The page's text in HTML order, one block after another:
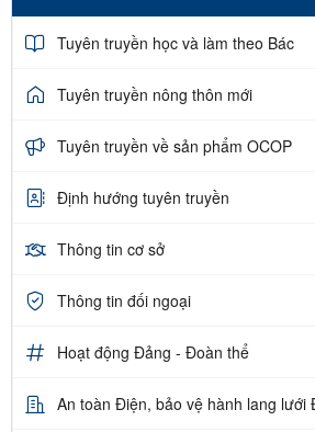
Tuyên truyền học và làm theo Bác
Tuyên truyền nông thôn mới
Tuyên truyền về sản phẩm OCOP
Định hướng tuyên truyền
Thông tin cơ sở
Thông tin đối ngoại
Hoạt động Đảng - Đoàn thể
An toàn Điện, bảo vệ hành lang lưới